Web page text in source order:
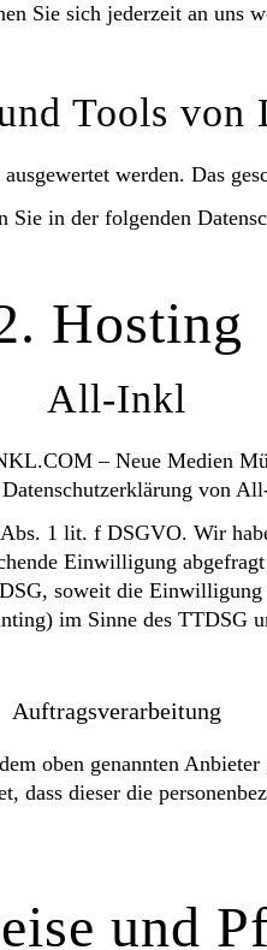
Sie sich jederzeit an uns
Tools von
werden. Das
in der folgenden
Hosting
All-Inkl
– Neue Medien
von
1 lit. f DSGVO. Wir
Einwilligung
soweit die
im Sinne des TTDSG
Auftragsverarbeitung
oben genannten
dieser die
und